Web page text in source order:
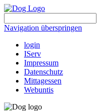
Navigation überspringen
login
IServ
Impressum
Datenschutz
Mittagessen
Webuntis